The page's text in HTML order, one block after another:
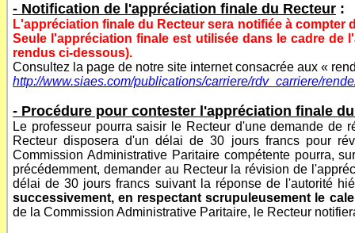
- Notification de l'appréciation finale du Recteur :
L'appréciation finale du Recteur sera notifiée à compter
Seule l'appréciation finale est utilisée dans le cadre de
rendus ci-dessous).
Consultez la page de notre site internet consacrée aux «
http://www.siaes.com/publications/carriere/rdv_carriere/
- Procédure pour contester l'appréciation finale
Le professeur pourra saisir le Recteur d'une demande
Recteur disposera d'un délai de 30 jours francs pour
Commission Administrative Paritaire compétente pourra,
précédemment, demander au Recteur la révision de
délai de 30 jours francs suivant la réponse de l'autorité
successivement, en respectant scrupuleusement le
de la Commission Administrative Paritaire, le Recteur